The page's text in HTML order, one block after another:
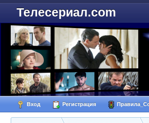
Телесериал.com
Вход Регистрация